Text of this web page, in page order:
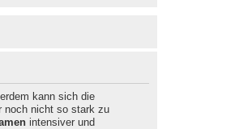
kann sich die
noch nicht so stark zu
intensiver und